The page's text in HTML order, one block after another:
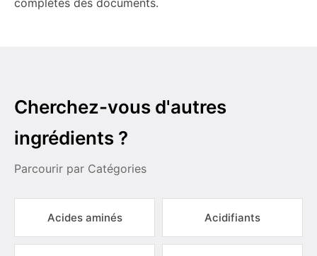
complètes des documents.
Cherchez-vous d'autres
ingrédients ?
Parcourir par Catégories
Acides aminés Acidifiants